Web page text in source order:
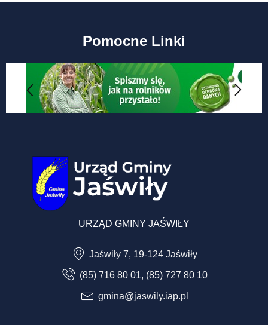
Pomocne Linki
URZĄD GMINY JAŚWIŁY
Jaświły 7, 19-124 Jaświły
(85) 716 80 01, (85) 727 80 10
gmina@jaswily.iap.pl